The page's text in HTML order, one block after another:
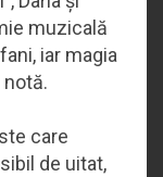
muzicală
iar magia
care
de uitat,